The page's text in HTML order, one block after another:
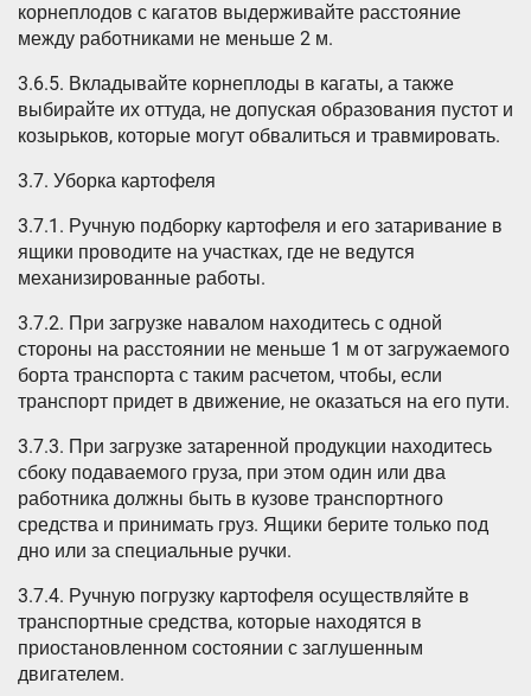
корнеплодов с кагатов выдерживайте расстояние
между работниками не меньше 2 м.
3.6.5. Вкладывайте корнеплоды в кагаты, а также
выбирайте их оттуда, не допуская образования пустот и
козырьков, которые могут обвалиться и травмировать.
3.7. Уборка картофеля
3.7.1. Ручную подборку картофеля и его затаривание в
ящики проводите на участках, где не ведутся
механизированные работы.
3.7.2. При загрузке навалом находитесь с одной
стороны на расстоянии не меньше 1 м от загружаемого
борта транспорта с таким расчетом, чтобы, если
транспорт придет в движение, не оказаться на его пути.
3.7.3. При загрузке затаренной продукции находитесь
сбоку подаваемого груза, при этом один или два
работника должны быть в кузове транспортного
средства и принимать груз. Ящики берите только под
дно или за специальные ручки.
3.7.4. Ручную погрузку картофеля осуществляйте в
транспортные средства, которые находятся в
приостановленном состоянии с заглушенным
двигателем.